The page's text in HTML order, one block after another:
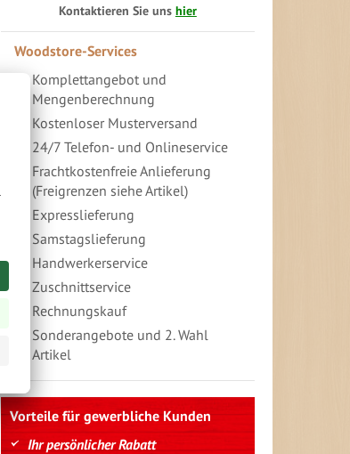
Kontaktieren Sie uns hier
Woodstore-Services
Komplettangebot und
Mengenberechnung
Kostenloser Musterversand
24/7 Telefon- und Onlineservice
Frachtkostenfreie Anlieferung
(Freigrenzen siehe Artikel)
Expresslieferung
Samstagslieferung
Handwerkerservice
Zuschnittservice
Rechnungskauf
Sonderangebote und 2. Wahl
Artikel
Vorteile für gewerbliche Kunden
Ihr persönlicher Rabatt